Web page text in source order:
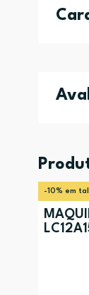
-10% em